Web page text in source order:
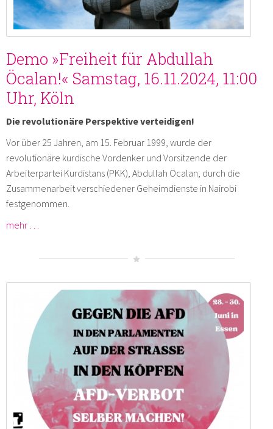
Demo »Freiheit für Abdullah
Öcalan!« Samstag, 16.11.2024, 11:00
Uhr, Köln
Die revolutionäre Perspektive verteidigen!
Vor über 25 Jahren, am 15. Februar 1999, wurde der
revolutionäre kurdische Vordenker und Vorsitzende der
Arbeiterpartei Kurdistans (PKK), Abdullah Öcalan, durch die
Zusammenarbeit verschiedener Geheimdienste in Nairobi
festgenommen.
mehr …